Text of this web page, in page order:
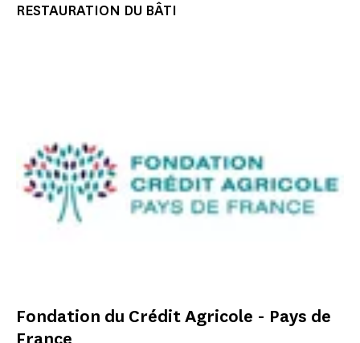
RESTAURATION DU BÂTI
Fondation du Crédit Agricole - Pays de